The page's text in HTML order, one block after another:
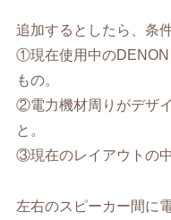
追加するとしたら、条
①現在使用中のDENON
もの。
②電力機材周りがデザ
と。
③現在のレイアウトの
左右のスピーカー間に